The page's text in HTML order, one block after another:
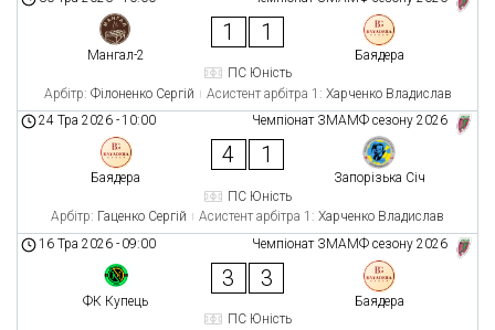
Мангал-2
1 1
Баядера
ПС Юність
Арбітр: Філоненко Сергій Асистент арбітра 1: Харченко Владислав
Чемпіонат ЗМАМФ сезону 2026
24 Тра 2026 -10:00
Баядера
4 1
Запорізька Січ
ПС Юність
Арбітр: Гаценко Сергій Асистент арбітра 1: Харченко Владислав
Чемпіонат ЗМАМФ сезону 2026
16 Тра 2026 - 09:00
ФК Купець
3 3
Баядера
ПС Юність